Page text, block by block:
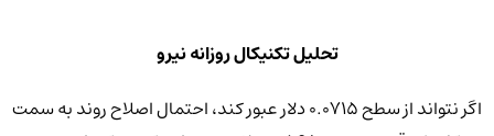
تحلیل تکنیکال روزانه نیرو
اگر نتواند از سطح 0.0715 دلار عبور کند، احتمال اصلاح روند به سمت